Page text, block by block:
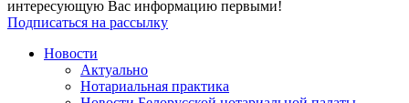
интересующую Вас информацию первыми!
Подписаться на рассылку
Новости
Актуально
Нотариальная практика